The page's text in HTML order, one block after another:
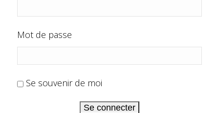
Mot de passe
Se souvenir de moi
Se connecter